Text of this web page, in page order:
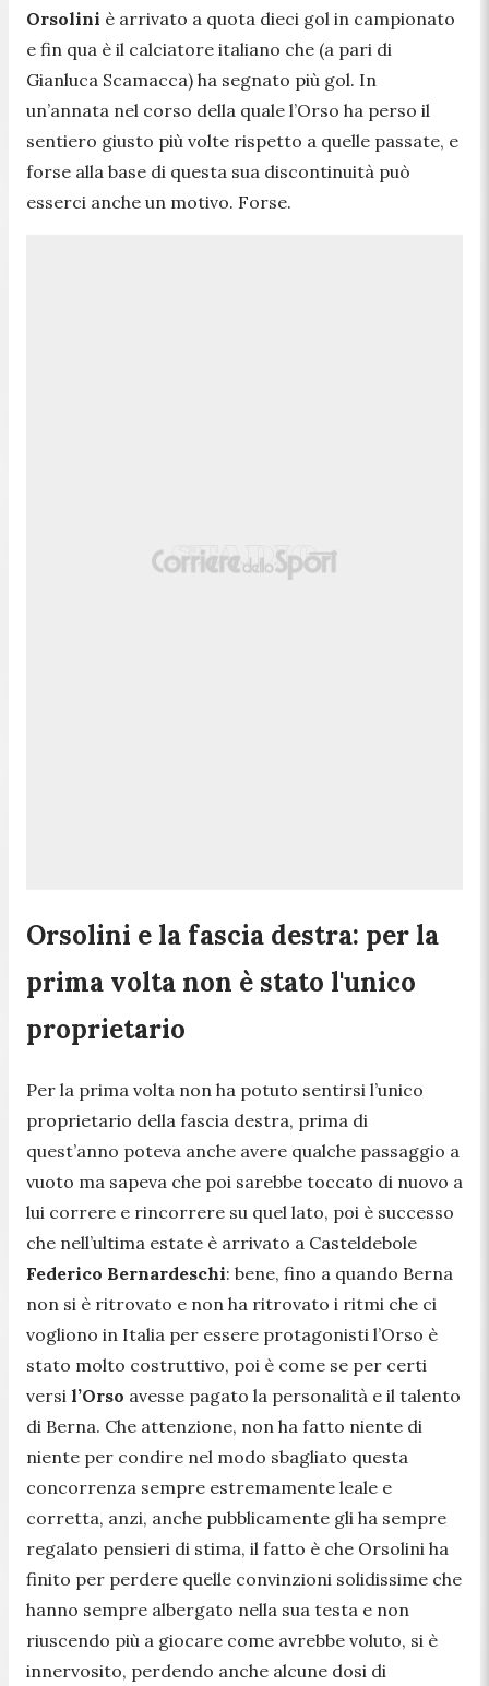
Orsolini è arrivato a quota dieci gol in campionato
e fin qua è il calciatore italiano che (a pari di
Gianluca Scamacca) ha segnato più gol. In
un’annata nel corso della quale l’Orso ha perso il
sentiero giusto più volte rispetto a quelle passate, e
forse alla base di questa sua discontinuità può
esserci anche un motivo. Forse.
Orsolini e la fascia destra: per la
prima volta non è stato l'unico
proprietario
Per la prima volta non ha potuto sentirsi l’unico
proprietario della fascia destra, prima di
quest’anno poteva anche avere qualche passaggio a
vuoto ma sapeva che poi sarebbe toccato di nuovo a
lui correre e rincorrere su quel lato, poi è successo
che nell’ultima estate è arrivato a Casteldebole
Federico Bernardeschi: bene, fino a quando Berna
non si è ritrovato e non ha ritrovato i ritmi che ci
vogliono in Italia per essere protagonisti l’Orso è
stato molto costruttivo, poi è come se per certi
versi l’Orso avesse pagato la personalità e il talento
di Berna. Che attenzione, non ha fatto niente di
niente per condire nel modo sbagliato questa
concorrenza sempre estremamente leale e
corretta, anzi, anche pubblicamente gli ha sempre
regalato pensieri di stima, il fatto è che Orsolini ha
finito per perdere quelle convinzioni solidissime che
hanno sempre albergato nella sua testa e non
riuscendo più a giocare come avrebbe voluto, si è
innervosito, perdendo anche alcune dosi di